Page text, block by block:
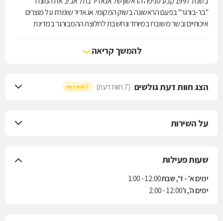
"בר-בורגר" בפעם הראשונה בשוק המקומי. אגאדיר שומרת על מוצרים
איכותיים ובשר משובח במיוחד ונחשבת לחלוצת ההמבורגר במדינת
להמשך קריאה
הצג חוות דעת גולשים (7 חוות דעת) 7 חוות דעת
על השירות
שעות פעילות
ימים א' - ד', שבת12:00 - 1:00
ימים ה', ו'12:00 - 2:00